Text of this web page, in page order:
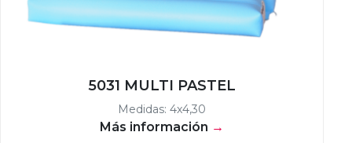
5031 MULTI PASTEL
Medidas: 4x4,30
Más información →